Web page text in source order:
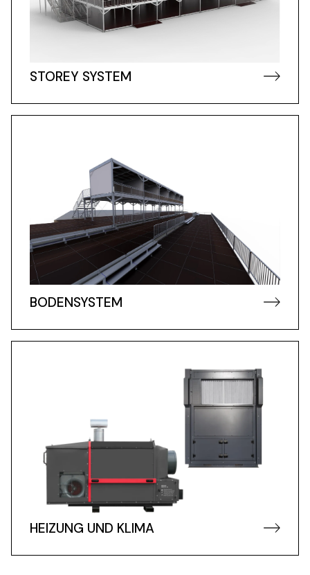
STOREY SYSTEM
BODENSYSTEM
HEIZUNG UND KLIMA